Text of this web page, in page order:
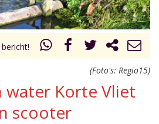
bericht!
(Foto's: Regio15)
Korte Vliet
scooter